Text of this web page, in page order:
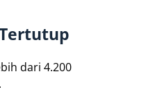
dari 4.200